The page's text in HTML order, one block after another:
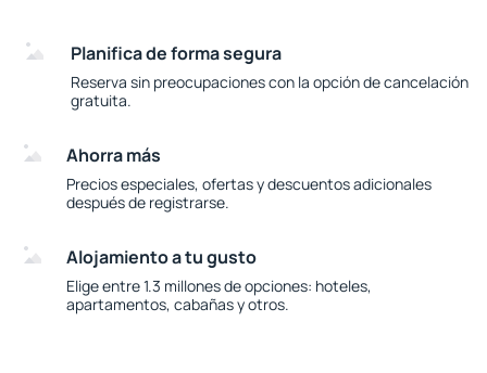
Planifica de forma segura
Reserva sin preocupaciones con la opción de cancelación
gratuita.
Ahorra más
Precios especiales, ofertas y descuentos adicionales
después de registrarse.
Alojamiento a tu gusto
Elige entre 1.3 millones de opciones: hoteles,
apartamentos, cabañas y otros.